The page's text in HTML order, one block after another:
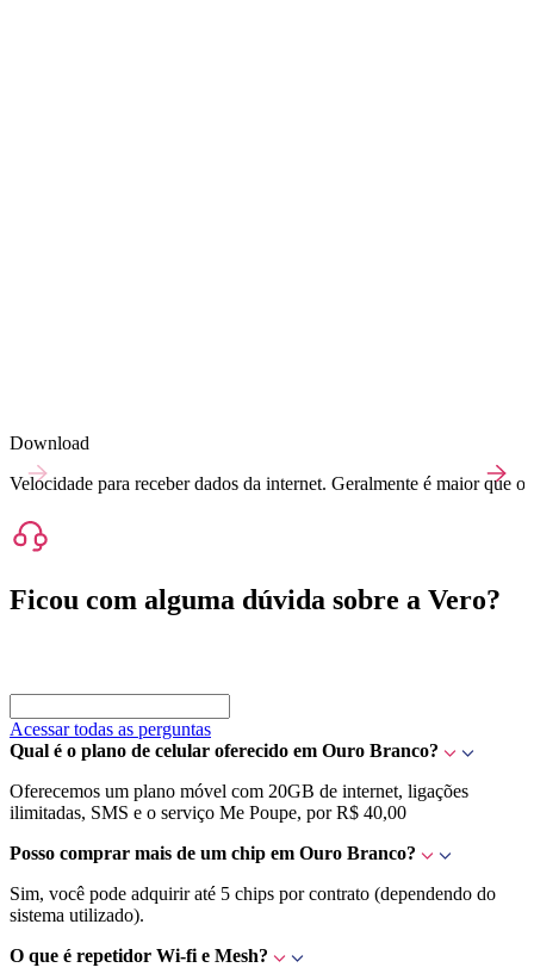
Download
Velocidade para receber dados da internet. Geralmente é maior que o
Ficou com alguma dúvida sobre a Vero?
Acessar todas as perguntas
Qual é o plano de celular oferecido em Ouro Branco?
Oferecemos um plano móvel com 20GB de internet, ligações
ilimitadas, SMS e o serviço Me Poupe, por R$ 40,00
Posso comprar mais de um chip em Ouro Branco?
Sim, você pode adquirir até 5 chips por contrato (dependendo do
sistema utilizado).
O que é repetidor Wi-fi e Mesh?